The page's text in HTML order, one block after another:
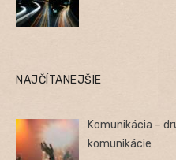
NAJČÍTANEJŠIE
Komunikácia –
komunikácie